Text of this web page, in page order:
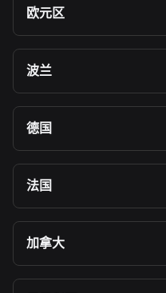
欧元区
波兰
德国
法国
加拿大